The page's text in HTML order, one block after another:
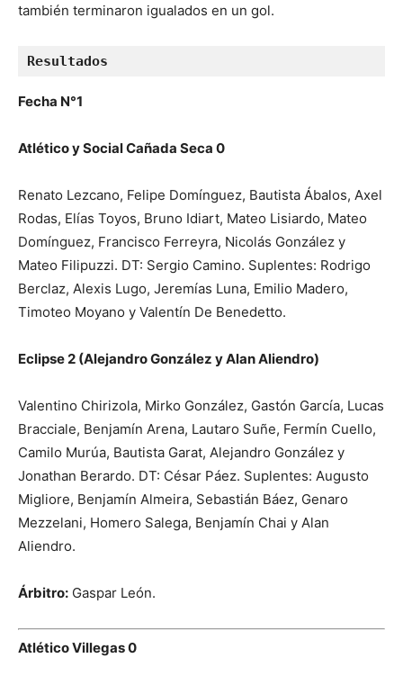
también terminaron igualados en un gol.
Resultados
Fecha N°1
Atlético y Social Cañada Seca 0
Renato Lezcano, Felipe Domínguez, Bautista Ábalos, Axel
Rodas, Elías Toyos, Bruno Idiart, Mateo Lisiardo, Mateo
Domínguez, Francisco Ferreyra, Nicolás González y
Mateo Filipuzzi. DT: Sergio Camino. Suplentes: Rodrigo
Berclaz, Alexis Lugo, Jeremías Luna, Emilio Madero,
Timoteo Moyano y Valentín De Benedetto.
Eclipse 2 (Alejandro González y Alan Aliendro)
Valentino Chirizola, Mirko González, Gastón García, Lucas
Bracciale, Benjamín Arena, Lautaro Suñe, Fermín Cuello,
Camilo Murúa, Bautista Garat, Alejandro González y
Jonathan Berardo. DT: César Páez. Suplentes: Augusto
Migliore, Benjamín Almeira, Sebastián Báez, Genaro
Mezzelani, Homero Salega, Benjamín Chai y Alan
Aliendro.
Árbitro: Gaspar León.
Atlético Villegas 0